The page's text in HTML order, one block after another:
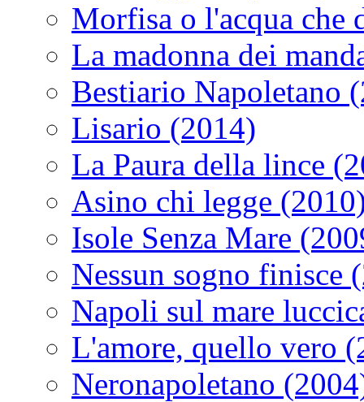
Morfisa o l'acqua che
La madonna dei
Bestiario Napoletano
Lisario (2014)
La Paura della lince
Asino chi legge
Isole Senza Mare
Nessun sogno finisce
Napoli sul mare
L'amore, quello vero
Neronapoletano